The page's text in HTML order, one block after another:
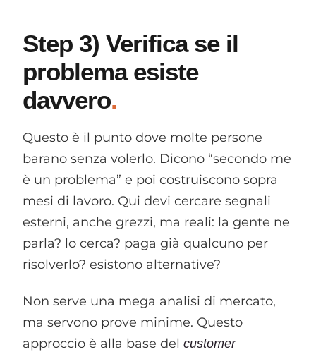
Step 3) Verifica se il
problema esiste
davvero
Questo è il punto dove molte persone
barano senza volerlo. Dicono “secondo me
è un problema” e poi costruiscono sopra
mesi di lavoro. Qui devi cercare segnali
esterni, anche grezzi, ma reali: la gente ne
parla? lo cerca? paga già qualcuno per
risolverlo? esistono alternative?
Non serve una mega analisi di mercato,
ma servono prove minime. Questo
approccio è alla base del customer